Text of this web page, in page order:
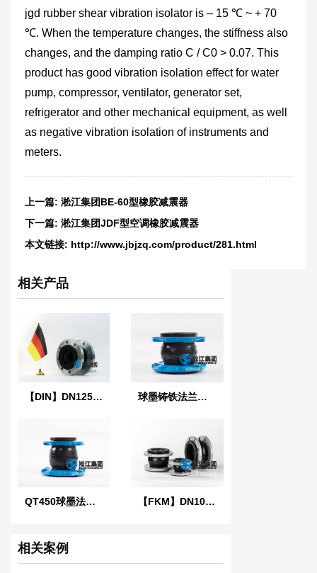
jgd rubber shear vibration isolator is – 15 ℃ ~ + 70
℃. When the temperature changes, the stiffness also
changes, and the damping ratio C / C0 > 0.07. This
product has good vibration isolation effect for water
pump, compressor, ventilator, generator set,
refrigerator and other mechanical equipment, as well
as negative vibration isolation of instruments and
meters.
上一篇: 淞江集团BE-60型橡胶减震器
下一篇: 淞江集团JDF型空调橡胶减震器
本文链接: http://www.jbjzq.com/product/281.html
相关产品
【DIN】DN125单球德标连铸柔性橡胶接头 球墨铸铁法兰连铸柔性橡胶接头{润滑油系统}
QT450球墨法兰同心异径连铸柔性橡胶接头 【FKM】DN100氟橡胶连铸柔性橡胶接头
相关案例